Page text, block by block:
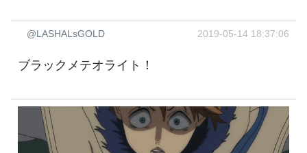
@LASHALsGOLD 2019-05-14 18:37:06
ブラックメテオライト！